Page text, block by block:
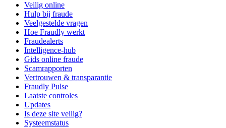
Veilig online
Hulp bij fraude
Veelgestelde vragen
Hoe Fraudly werkt
Fraudealerts
Intelligence-hub
Gids online fraude
Scamrapporten
Vertrouwen & transparantie
Fraudly Pulse
Laatste controles
Updates
Is deze site veilig?
Systeemstatus